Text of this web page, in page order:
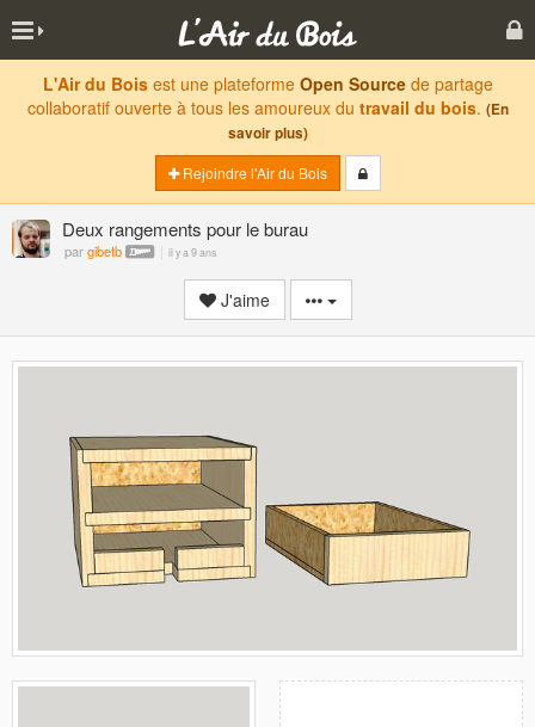
L'Air du Boisest une plateforme Open Sourcede partage
collaboratif ouverte à tous les amoureux du travail du bois. (En
savoir plus)
Rejoindre l'Air du Bois
Deux rangements pour le burau
pargibetb il y a 9 ans
J'aime